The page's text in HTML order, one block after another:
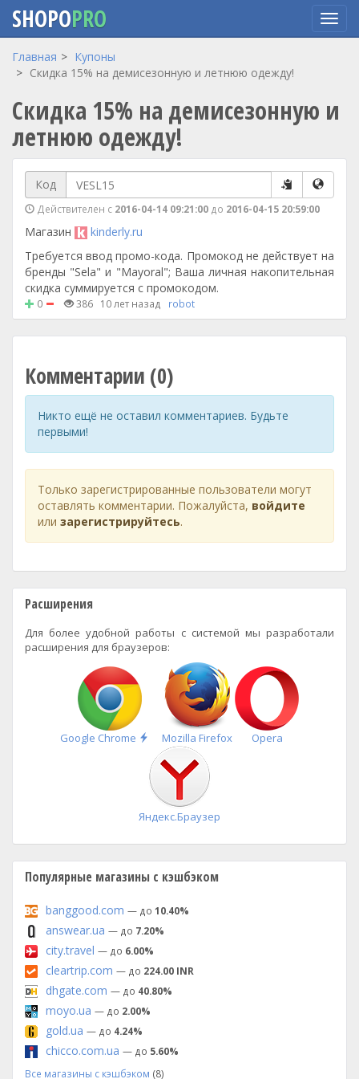
Перейти
содержанию
SHOPOPRO
Главная
Купоны
Cкидка 15% на демисезонную и летнюю одежду!
Cкидка 15% на демисезонную и
летнюю одежду!
Код
Действителен с 2016-04-14 09:21:00 до 2016-04-15 20:59:00
Магазин
kinderly.ru
Требуется ввод промо-кода. Промокод не действует на
бренды "Sela" и "Mayoral"; Ваша личная накопительная
скидка суммируется с промокодом.
0 386 10 лет назад robot
Комментарии (0)
Никто ещё не оставил комментариев. Будьте
первыми!
Только зарегистрированные пользователи могут
оставлять комментарии. Пожалуйста, войдите
или зарегистрируйтесь.
Расширения
Для более удобной работы с системой мы разработали
расширения для браузеров:
Google Chrome
Быстрая
установка
Mozilla Firefox Opera
Яндекс.Браузер
Популярные магазины с кэшбэком
banggood.com — до 10.40%
answear.ua — до 7.20%
city.travel — до 6.00%
cleartrip.com — до 224.00 INR
dhgate.com — до 40.80%
moyo.ua — до 2.00%
gold.ua — до 4.24%
chicco.com.ua — до 5.60%
Все магазины с кэшбэком (8)